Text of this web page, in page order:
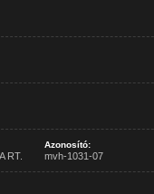
RT.
Azonosító:
mvh-1031-07